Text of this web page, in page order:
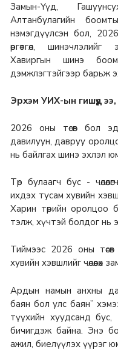
Замын-Үүд,
Алтанбулагийн
нэмэгдүүлсэн бол,
өргөтгөл,
Хавиргын шинэ
дэмжлэгтэйгээр барьж
Эрхэм УИХ-ын гишүүд ээ,
2026 оны төсөв бол
давилуун, давруу
нь байлгах шинэ эхлэл
Төр булаагч бус -
ихдэх тусам хувийн
Харин төрийн оролцоо
тэлж, хүчтэй болдог нь
Тиймээс 2026 оны
хувийн хэвшлийг чөлөөлөх
Ардын намын анхны
баян бол улс баян”
түүхийн хуудсанд бус,
бичигдэж байна. Энэ бол
ажил, биелүүлэх үүрэг